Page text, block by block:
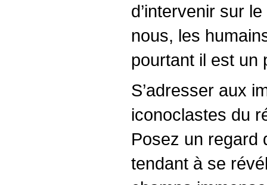
d’intervenir sur
nous, les
pourtant il est un
S’adresser aux
iconoclastes du
Posez un regard
tendant à se